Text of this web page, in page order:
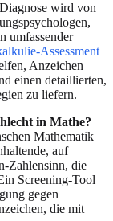
wird von
umfassender
Assessment
Anzeichen
einen detaillierten,
zu liefern.
in Mathe?
Mathematik
auf
Zahlensinn, die
Screening-Tool
gegen
die mit